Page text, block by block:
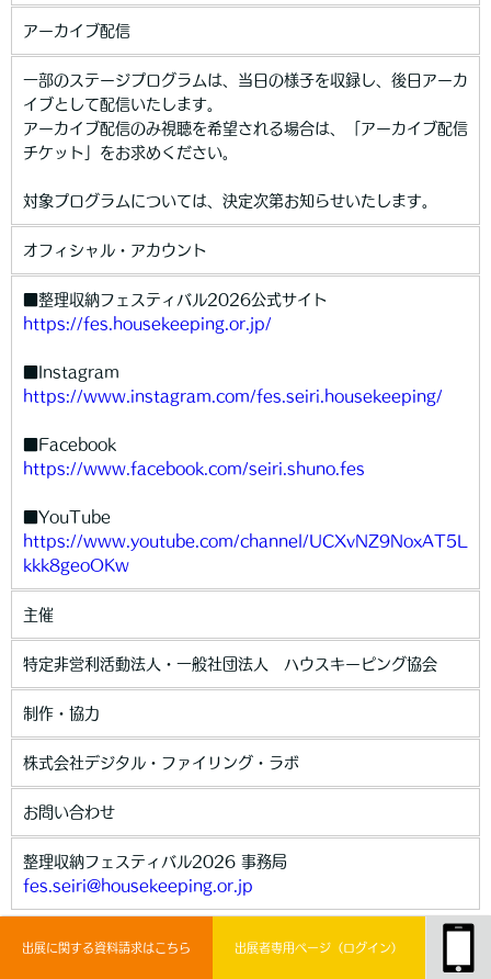
出展に関する資料請求はこちら 出展者専用ページ（ログイン）
アーカイブ配信
一部のステージプログラムは、当日の様子を収録し、後日アーカ
イブとして配信いたします。
アーカイブ配信のみ視聴を希望される場合は、「アーカイブ配信
チケット」をお求めください。
対象プログラムについては、決定次第お知らせいたします。
オフィシャル・アカウント
■整理収納フェスティバル2026公式サイト
https://fes.housekeeping.or.jp/
■Instagram
https://www.instagram.com/fes.seiri.housekeeping/
■Facebook
https://www.facebook.com/seiri.shuno.fes
■YouTube
https://www.youtube.com/channel/UCXvNZ9NoxAT5L
kkk8geoOKw
主催
特定非営利活動法人・一般社団法人 ハウスキーピング協会
制作・協力
株式会社デジタル・ファイリング・ラボ
お問い合わせ
整理収納フェスティバル2026 事務局
fes.seiri@housekeeping.or.jp